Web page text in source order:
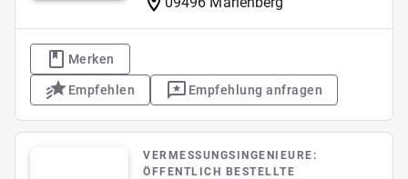
Merken
Empfehlen Empfehlung anfragen
VERMESSUNGSINGENIEURE:
ÖFFENTLICH BESTELLTE